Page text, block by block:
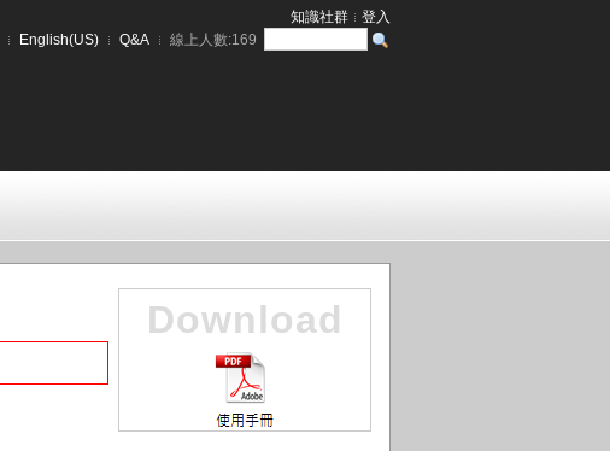
知識社群
登入
English(US) Q&A 線上人數:169
Download